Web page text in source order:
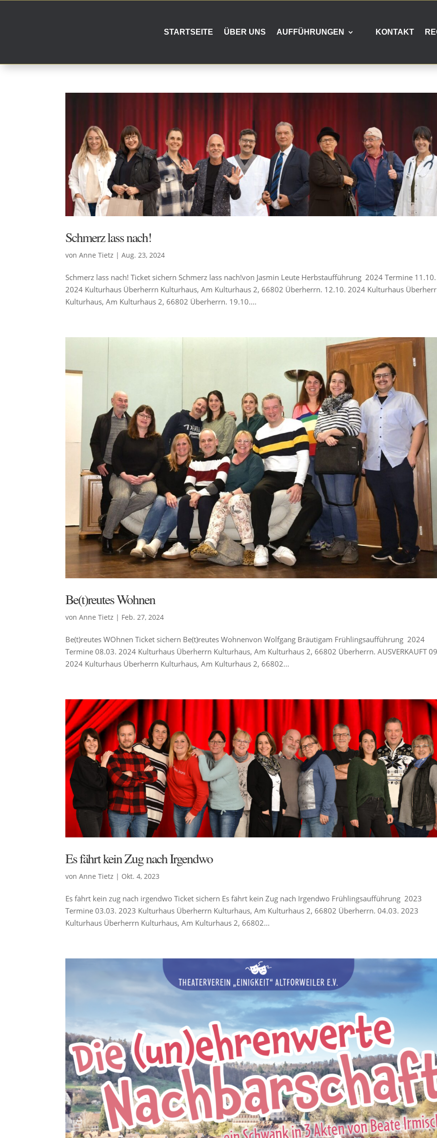
STARTSEITE ÜBER UNS AUFFÜHRUNGEN KONTAKT
Schmerz lass nach!
vonAnne Tietz |Aug. 23, 2024
Schmerz lass nach! Ticket sichern Schmerz lass nach!von Jasmin Leute Herbstaufführung 2024 Termine 11.10.
2024 Kulturhaus Überherrn Kulturhaus, Am Kulturhaus 2, 66802 Überherrn. 12.10. 2024 Kulturhaus
Kulturhaus, Am Kulturhaus 2, 66802 Überherrn. 19.10....
Be(t)reutes Wohnen
vonAnne Tietz | Feb. 27, 2024
Be(t)reutes WOhnen Ticket sichern Be(t)reutes Wohnenvon Wolfgang Bräutigam Frühlingsaufführung 2024
Termine 08.03. 2024 Kulturhaus Überherrn Kulturhaus, Am Kulturhaus 2, 66802 Überherrn. AUSVERKAUFT
2024 Kulturhaus Überherrn Kulturhaus, Am Kulturhaus 2, 66802...
Es fährt kein Zug nach Irgendwo
vonAnne Tietz | Okt. 4, 2023
Es fährt kein zug nach irgendwo Ticket sichern Es fährt kein Zug nach Irgendwo Frühlingsaufführung 2023
Termine 03.03. 2023 Kulturhaus Überherrn Kulturhaus, Am Kulturhaus 2, 66802 Überherrn. 04.03. 2023
Kulturhaus Überherrn Kulturhaus, Am Kulturhaus 2, 66802...